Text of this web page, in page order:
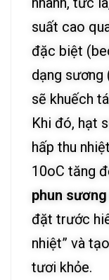
suất cao
đặc biệt
dạng sương
sẽ khuếch
Khi đó, hạt
hấp thu
10oC tăng
phun sương
đặt trước
nhiệt” và
tươi khỏe.